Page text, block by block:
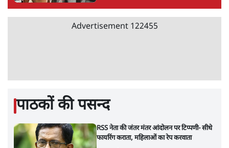
Advertisement 122455
पाठकों की पसन्द
RSS नेता की जंतर मंतर आंदोलन पर टिप्पणी- सीधे
फायरिंग कराता, महिलाओं का रेप करवाता